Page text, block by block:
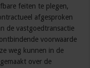
feiten te plegen,
afgesproken
de vastgoedtransactie
voorwaarde
weg kunnen in de
over de